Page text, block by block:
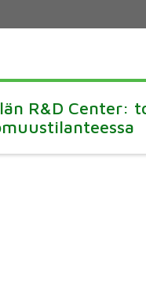
R&D Center: